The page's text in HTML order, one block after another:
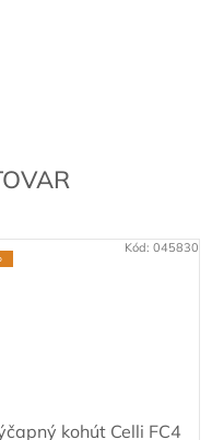
kohút Celli FC4
Kód: 045830